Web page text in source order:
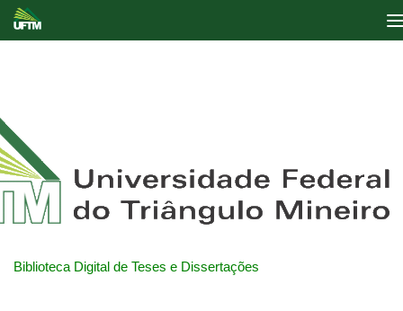
Biblioteca Digital de Teses e Dissertações